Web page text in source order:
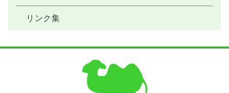
リンク集